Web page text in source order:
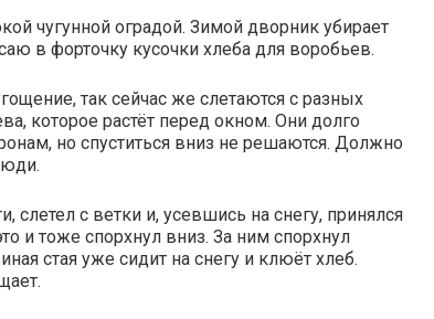
чугунной оградой. Зимой дворник убирает
в форточку кусочки хлеба для воробьев.
так сейчас же слетаются с разных
которое растёт перед окном. Они долго
но спуститься вниз не решаются. Должно
слетел с ветки и, усевшись на снегу, принялся
и тоже спорхнул вниз. За ним спорхнул
стая уже сидит на снегу и клюёт хлеб.